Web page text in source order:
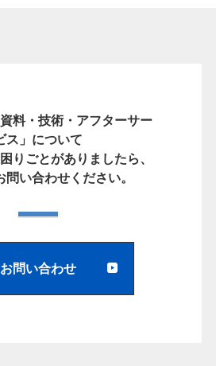
資料・技術・アフターサー
ス」について
りごとがありましたら、
問い合わせください。
お問い合わせ